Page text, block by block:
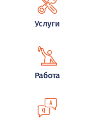
Услуги
Работа